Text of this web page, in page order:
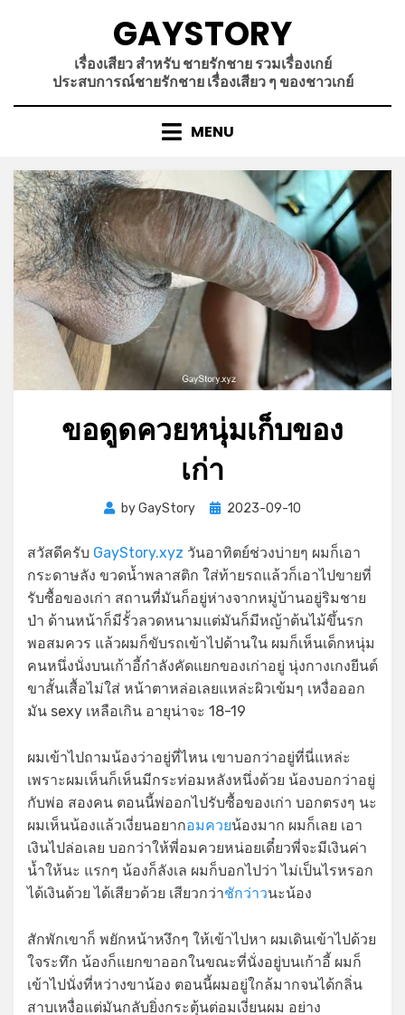
GAYSTORY
เรื่องเสียว สำหรับ ชายรักชาย รวมเรื่องเกย์
ประสบการณ์ชายรักชาย เรื่องเสียว ๆ ของชาวเกย์
MENU
ขอดูดควยหนุ่มเก็บของ
เก่า
byGayStory
Posted
2023-09-10
สวัสดีครับ GayStory.xyz วันอาทิตย์ช่วงบ่ายๆ ผมก็เอา
กระดาษลัง ขวดนํ้าพลาสติก ใส่ท้ายรถแล้วก็เอาไปขายที่
รับซื้อของเก่า สถานที่มันก็อยู่ห่างจากหมู่บ้านอยู่ริมชาย
ป่า ด้านหน้าก็มีรั้วลวดหนามแต่มันก็มีหญ้าต้นไม้ขึ้นรก
พอสมควร แล้วผมก็ขับรถเข้าไปด้านใน ผมก็เห็นเด็กหนุ่ม
คนหนึ่งนั่งบนเก้าอี้กำลังคัดแยกของเก่าอยู่ นุ่งกางเกงยีนต์
ขาสั้นเสื้อไม่ใส่ หน้าตาหล่อเลยแหล่ะผิวเข้มๆ เหงื่อออก
มัน sexy เหลือเกิน อายุน่าจะ 18-19
ผมเข้าไปถามน้องว่าอยู่ที่ไหน เขาบอกว่าอยู่ที่นี่แหล่ะ
เพราะผมเห็นก็เห็นมีกระท่อมหลังหนึ่งด้วย น้องบอกว่าอยู่
กับพ่อ สองคน ตอนนี้พ่ออกไปรับซื้อของเก่า บอกตรงๆ นะ
ผมเห็นน้องแล้วเงี่ยนอยากอมควยน้องมาก ผมก็เลย เอา
เงินไปล่อเลย บอกว่าให้พี่อมควยหน่อยเดี๋ยวพี่จะมีเงินค่า
นํ้าให้นะ แรกๆ น้องก็ลังเล ผมก็บอกไปว่า ไม่เป็นไรหรอก
ได้เงินด้วย ได้เสียวด้วย เสียวกว่าชักว่าวนะน้อง
สักพักเขาก็ พยักหน้าหงึกๆ ให้เข้าไปหา ผมเดินเข้าไปด้วย
ใจระทึก น้องก็แยกขาออกในขณะที่นั่งอยู่บนเก้าอี้ ผมก็
เข้าไปนั่งที่หว่างขาน้อง ตอนนี้ผมอยู่ใกล้มากจนได้กลิ่น
สาบเหงื่อแต่มันกลับยิ่งกระตุ้นต่อมเงี่ยนผม อย่าง